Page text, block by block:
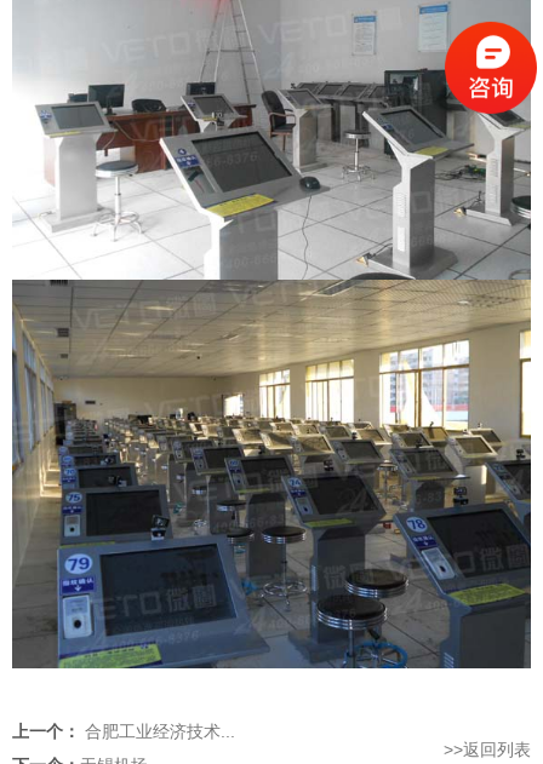
上一个： 合肥工业经济技术...
>>返回列表